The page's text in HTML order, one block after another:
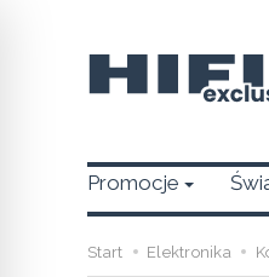
Promocje
Start Elektronika